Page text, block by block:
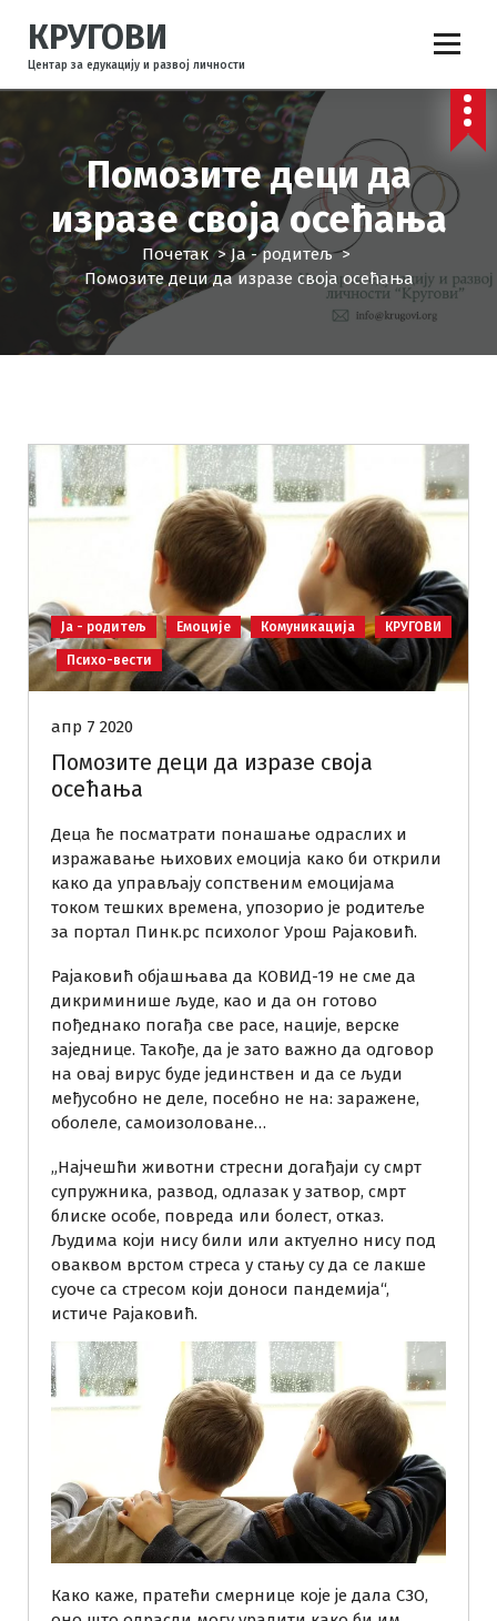
ч
н
а
ж
КРУГОВИ
Центар за едукацију и развој личности
Помозите деци да
изразе своја осећања
Почетак >Ја - родитељ>
Помозите деци да изразе своја осећања
Ја - родитељ Емоције Комуникација КРУГОВИ
Психо-вести
апр 7 2020
Помозите деци да изразе своја
осећања
Деца ће посматрати понашање одраслих и
изражавање њихових емоција како би открили
како да управљају сопственим емоцијама
током тешких времена, упозорио је родитеље
за портал Пинк.рс психолог Урош Рајаковић.
Рајаковић објашњава да КОВИД-19 не сме да
дикриминише људе, као и да он готово
пођеднако погађа све расе, нације, верске
заједнице. Такође, да је зато важно да одговор
на овај вирус буде јединствен и да се људи
међусобно не деле, посебно не на: заражене,
оболеле, самоизоловане…
„Најчешћи животни стресни догађаји су смрт
супружника, развод, одлазак у затвор, смрт
блиске особе, повреда или болест, отказ.
Људима који нису били или актуелно нису под
оваквом врстом стреса у стању су да се лакше
суоче са стресом који доноси пандемија“,
истиче Рајаковић.
Како каже, пратећи смернице које је дала СЗО,